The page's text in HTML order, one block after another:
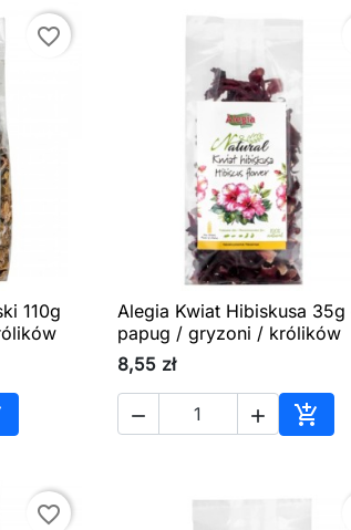
favorite_border
110g
do koszyka
 Szybki podgląd
Alegia Kwiat Hibiskusa 35g
papug / gryzoni / królików
8,55 zł
  
favorite_border